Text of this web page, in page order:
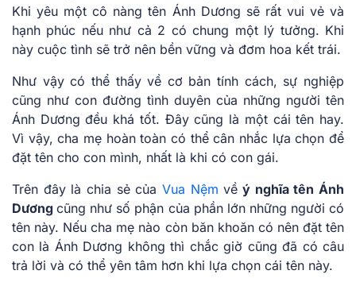
Khi yêu một cô nàng tên Ánh Dương sẽ rất vui vẻ và
hạnh phúc nếu như cả 2 có chung một lý tưởng. Khi
này cuộc tình sẽ trở nên bền vững và đơm hoa kết trái.
Như vậy có thể thấy về cơ bản tính cách, sự nghiệp
cũng như con đường tình duyên của những người tên
Ánh Dương đều khá tốt. Đây cũng là một cái tên hay.
Vì vậy, cha mẹ hoàn toàn có thể cân nhắc lựa chọn để
đặt tên cho con mình, nhất là khi có con gái.
Trên đây là chia sẻ của Vua Nệm về ý nghĩa tên Ánh
Dươngcũng như số phận của phần lớn những người có
tên này. Nếu cha mẹ nào còn băn khoăn có nên đặt tên
con là Ánh Dương không thì chắc giờ cũng đã có câu
trả lời và có thể yên tâm hơn khi lựa chọn cái tên này.